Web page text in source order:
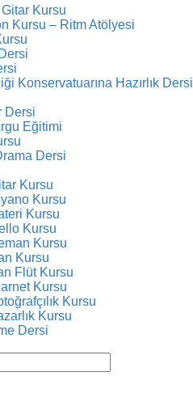
Kursu
Kursu – Ritm Atölyesi
Konservatuarına Hazırlık Dersi
Dersi
Eğitimi
Dersi
Kursu
Kursu
Kursu
Kursu
Kursu
Kursu
Flüt Kursu
Kursu
Kursu
Kursu
Dersi